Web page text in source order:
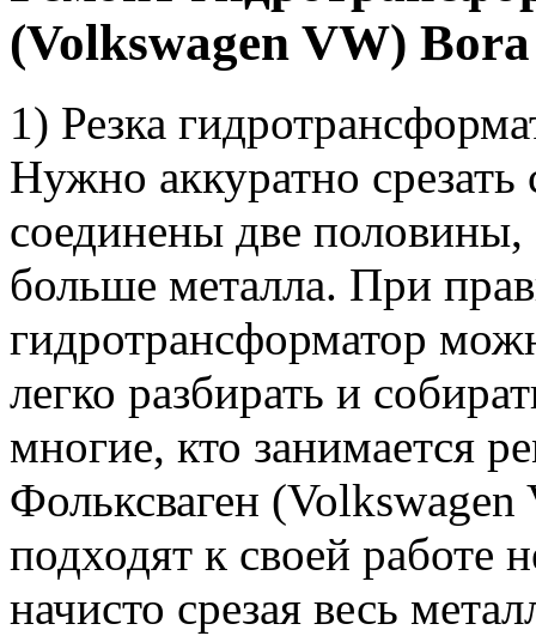
(Volkswagen VW) Bora
1) Резка
Нужно аккуратно
соединены две половины,
больше металла. При
гидротрансформатор
легко разбирать и
многие, кто занимается
Фольксваген
подходят к своей работе
начисто срезая весь